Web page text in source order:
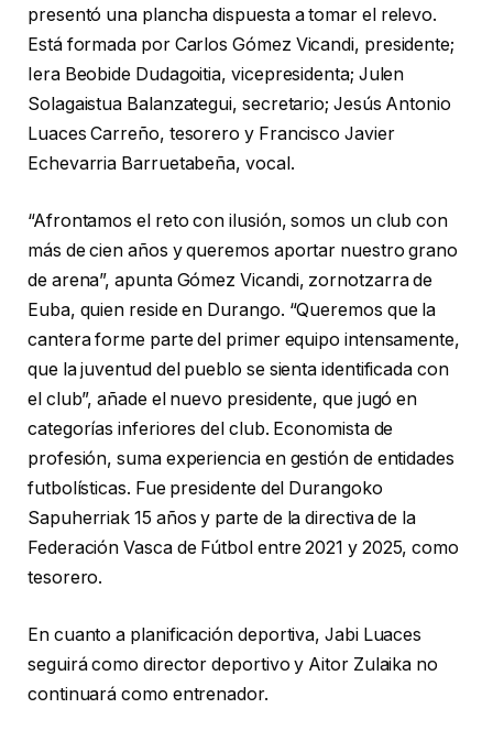
presentó una plancha dispuesta a tomar el relevo.
Está formada por Carlos Gómez Vicandi, presidente;
Iera Beobide Dudagoitia, vicepresidenta; Julen
Solagaistua Balanzategui, secretario; Jesús Antonio
Luaces Carreño, tesorero y Francisco Javier
Echevarria Barruetabeña, vocal.
“Afrontamos el reto con ilusión, somos un club con
más de cien años y queremos aportar nuestro grano
de arena”, apunta Gómez Vicandi, zornotzarra de
Euba, quien reside en Durango. “Queremos que la
cantera forme parte del primer equipo intensamente,
que la juventud del pueblo se sienta identificada con
el club”, añade el nuevo presidente, que jugó en
categorías inferiores del club. Economista de
profesión, suma experiencia en gestión de entidades
futbolísticas. Fue presidente del Durangoko
Sapuherriak 15 años y parte de la directiva de la
Federación Vasca de Fútbol entre 2021 y 2025, como
tesorero.
En cuanto a planificación deportiva, Jabi Luaces
seguirá como director deportivo y Aitor Zulaika no
continuará como entrenador.